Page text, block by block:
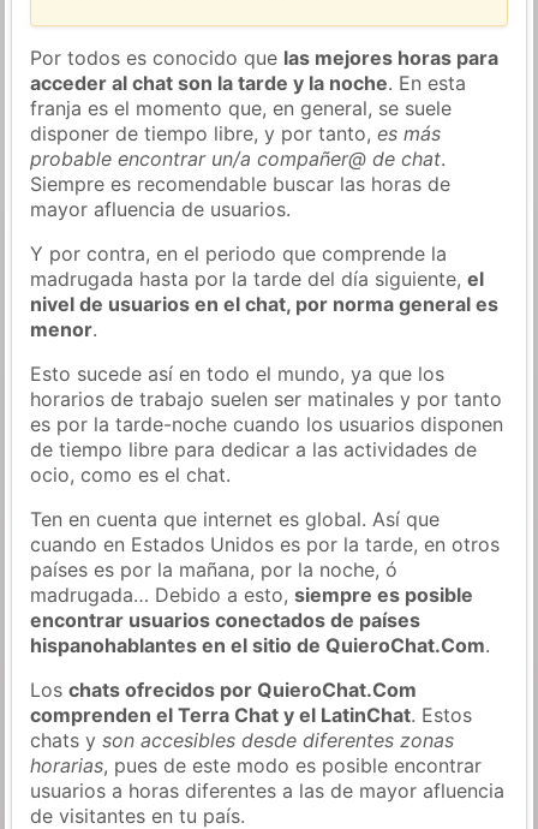
Por todos es conocido que las mejores horas para
acceder al chat son la tarde y la noche. En esta
franja es el momento que, en general, se suele
disponer de tiempo libre, y por tanto,es más
probable encontrar un/a compañer@ de chat.
Siempre es recomendable buscar las horas de
mayor afluencia de usuarios.
Y por contra, en el periodo que comprende la
madrugada hasta por la tarde del día siguiente,el
nivel de usuarios en el chat, por norma general es
menor.
Esto sucede así en todo el mundo, ya que los
horarios de trabajo suelen ser matinales y por tanto
es por la tarde-noche cuando los usuarios disponen
de tiempo libre para dedicar a las actividades de
ocio, como es el chat.
Ten en cuenta que internet es global. Así que
cuando en Estados Unidos es por la tarde, en otros
países es por la mañana, por la noche, ó
madrugada… Debido a esto,siempre es posible
encontrar usuarios conectados de países
hispanohablantes en el sitio de QuieroChat.Com.
Loschats ofrecidos por QuieroChat.Com
comprenden el Terra Chat y el LatinChat. Estos
chats yson accesibles desde diferentes zonas
horarias, pues de este modo es posible encontrar
usuarios a horas diferentes a las de mayor afluencia
de visitantes en tu país.